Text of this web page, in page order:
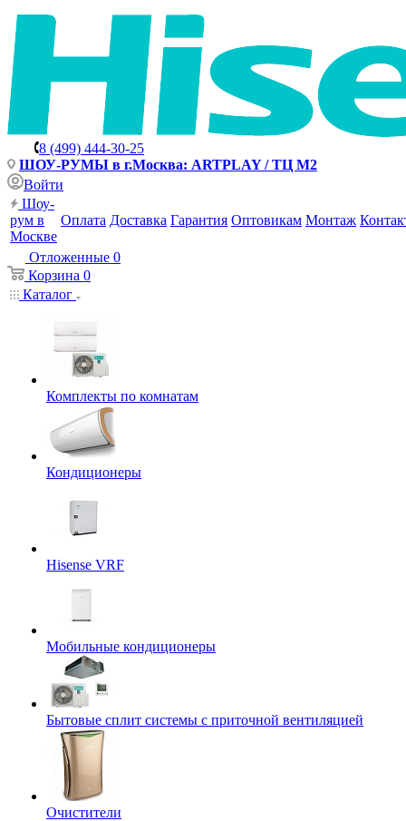
8 (499) 444-30-25
ШОУ-РУМЫ в г.Москва: ARTPLAY / ТЦ М2
Войти
Шоу-
рум в
Москве
Оплата Доставка Гарантия Оптовикам Монтаж
Отложенные 0
Корзина 0
Каталог
Комплекты по комнатам
Кондиционеры
Hisense VRF
Мобильные кондиционеры
Бытовые сплит системы с приточной вентиляцией
Очистители